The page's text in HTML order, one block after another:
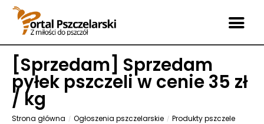
[Sprzedam] Sprzedam
pyłek pszczeli w cenie 35 zł
/ kg
Strona główna Ogłoszenia pszczelarskie
Produkty pszczele